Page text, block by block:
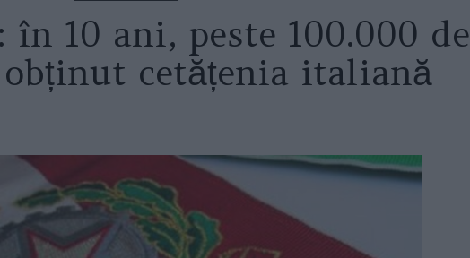
10 ani, peste 100.000 de
cetățenia italiană